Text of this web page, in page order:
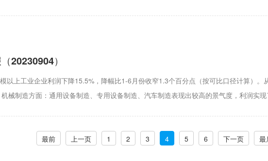
20230904）
以上工业企业利润下降15.5%，降幅比1-6月份收窄1.3个百分点（按可比口径计算）。
械制造方面：通用设备制造、专用设备制造、汽车制造表现出较高的景气度，利润实现
最前 上一页 1 2 3 4 5 6 下一页 最